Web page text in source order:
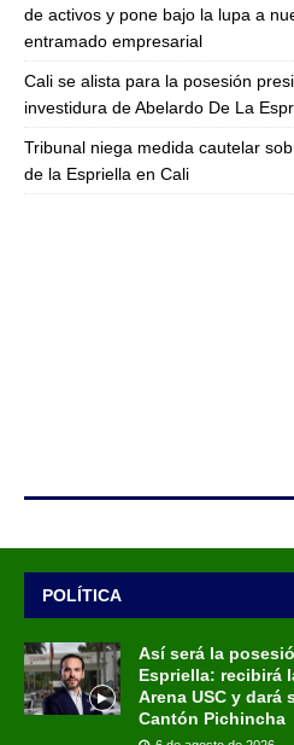
de activos y pone bajo la lupa a
entramado empresarial
Cali se alista para la posesión
investidura de Abelardo De La
Tribunal niega medida cautelar
de la Espriella en Cali
POLÍTICA
Así será la
Espriella: recibirá
Arena USC y dará
Cantón Pichincha